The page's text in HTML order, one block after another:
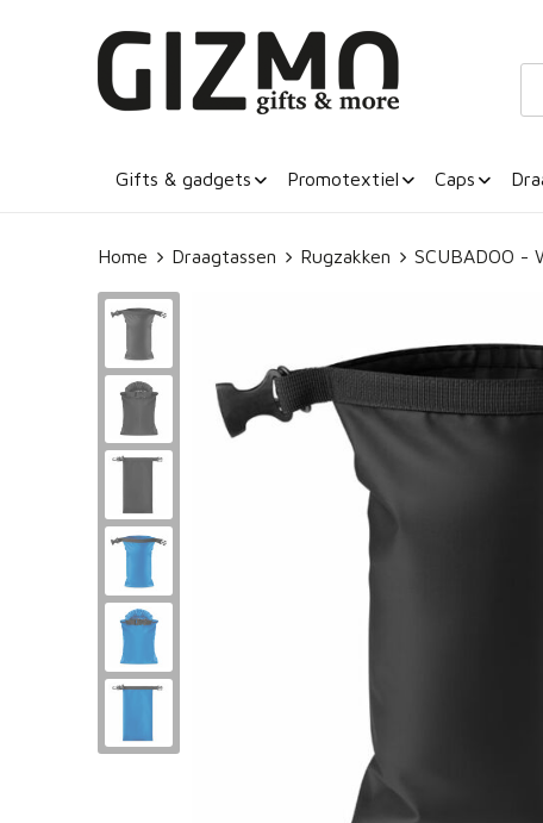
Gifts & gadgets Promotextiel Caps
Home Draagtassen Rugzakken SCUBADOO -